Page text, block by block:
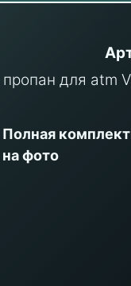
Полная
на фото